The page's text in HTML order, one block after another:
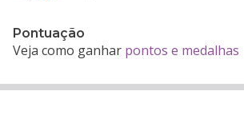
Pontuação
Veja como ganhar pontos e medalhas